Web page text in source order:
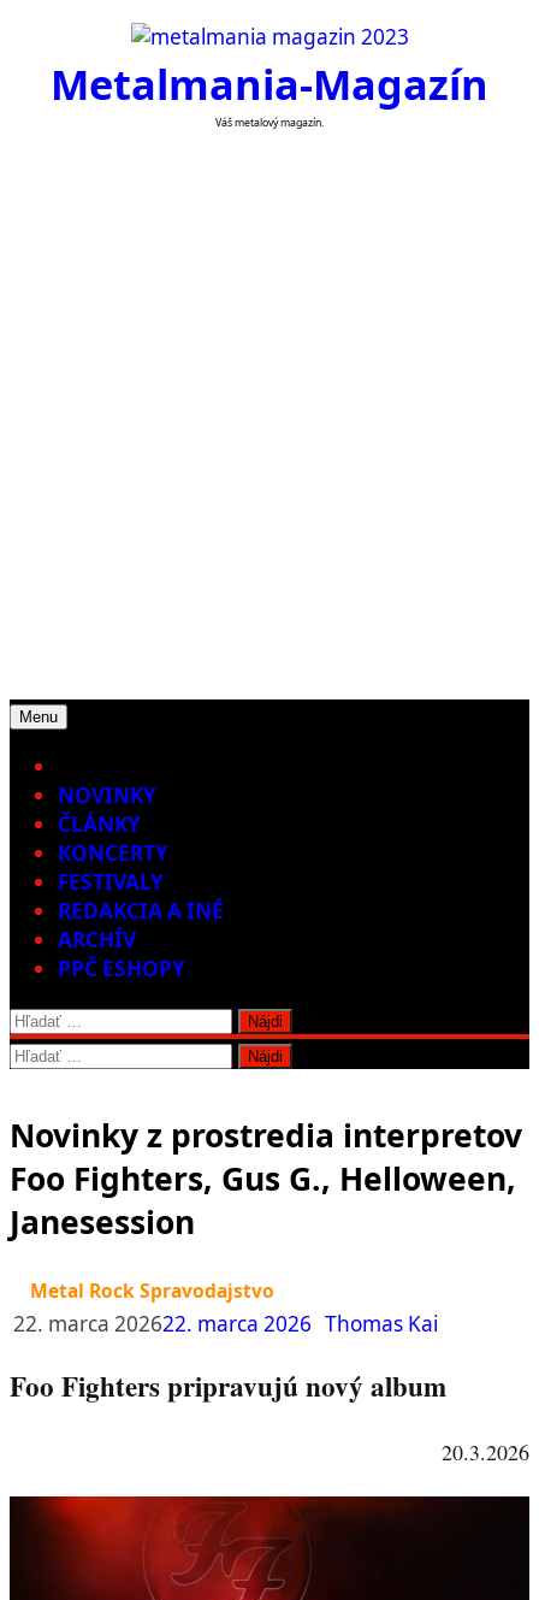
contentMetalmania-Magazín
Váš metalový magazín.
Menu
NOVINKY
ČLÁNKY
KONCERTY
FESTIVALY
REDAKCIA A INÉ
ARCHÍV
PPČ ESHOPY
Hľadať:
Hľadať:
Novinky z prostredia interpretov
Foo Fighters, Gus G., Helloween,
Janesession
Metal Rock Spravodajstvo
22. marca 202622. marca 2026 Thomas Kai
Foo Fighters pripravujú nový album
20.3.2026